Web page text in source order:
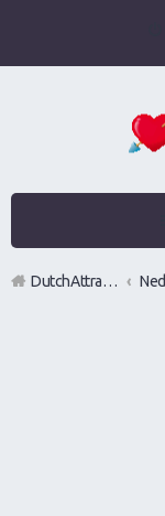
DutchAttraction.nl